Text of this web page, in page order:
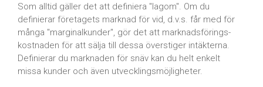
Som alltid gäller det att definiera "lagom". Om du
definierar företagets marknad för vid, d.v.s. får med för
många "marginalkunder", gör det att marknadsförings-
kostnaden för att sälja till dessa överstiger intäkterna.
Definierar du marknaden för snäv kan du helt enkelt
missa kunder och även utvecklingsmöjligheter.